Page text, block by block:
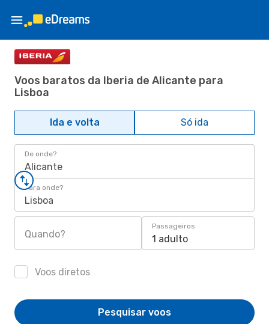
Voos baratos da Iberia de Alicante para
Lisboa
Ida e volta Só ida
De onde?
Alicante
Para onde?
Lisboa
Quando?
Passageiros
1 adulto
Voos diretos
Pesquisar voos